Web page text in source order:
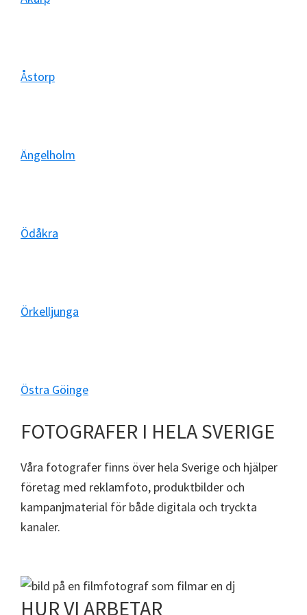
Åstorp
Ängelholm
Ödåkra
Örkelljunga
Östra Göinge
FOTOGRAFER I HELA SVERIGE
Våra fotografer finns över hela Sverige och hjälper
företag med reklamfoto, produktbilder och
kampanjmaterial för både digitala och tryckta
kanaler.
HUR VI ARBETAR